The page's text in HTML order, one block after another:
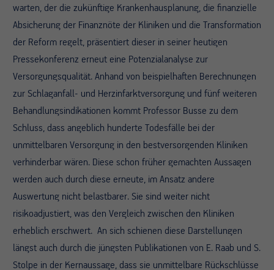
warten, der die zukünftige Krankenhausplanung, die finanzielle
Absicherung der Finanznöte der Kliniken und die Transformation
der Reform regelt, präsentiert dieser in seiner heutigen
Pressekonferenz erneut eine Potenzialanalyse zur
Versorgungsqualität. Anhand von beispielhaften Berechnungen
zur Schlaganfall- und Herzinfarktversorgung und fünf weiteren
Behandlungsindikationen kommt Professor Busse zu dem
Schluss, dass angeblich hunderte Todesfälle bei der
unmittelbaren Versorgung in den bestversorgenden Kliniken
verhinderbar wären. Diese schon früher gemachten Aussagen
werden auch durch diese erneute, im Ansatz andere
Auswertung nicht belastbarer. Sie sind weiter nicht
risikoadjustiert, was den Vergleich zwischen den Kliniken
erheblich erschwert. An sich schienen diese Darstellungen
längst auch durch die jüngsten Publikationen von E. Raab und S.
Stolpe in der Kernaussage, dass sie unmittelbare Rückschlüsse